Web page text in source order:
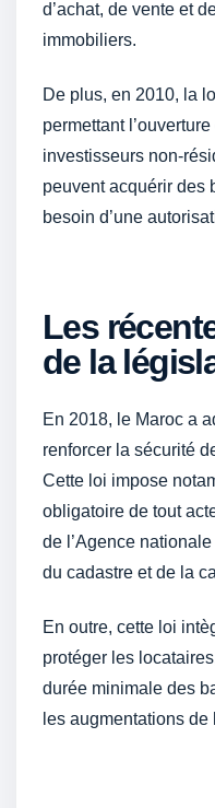
d’achat, de vente et
immobiliers.
De plus, en 2010, la
permettant
investisseurs non-
peuvent acquérir des
besoin d’une
Les
de la
En 2018, le Maroc a
renforcer la sécurité
Cette loi impose
obligatoire de tout
de l’Agence
du cadastre et de la
En outre, cette loi
protéger les
durée minimale des
les augmentations de